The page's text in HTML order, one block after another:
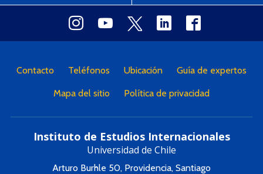
Contacto Teléfonos Ubicación Guía de expertos
Mapa del sitio Política de privacidad
Instituto de Estudios Internacionales
Universidad de Chile
Arturo Burhle 50, Providencia, Santiago